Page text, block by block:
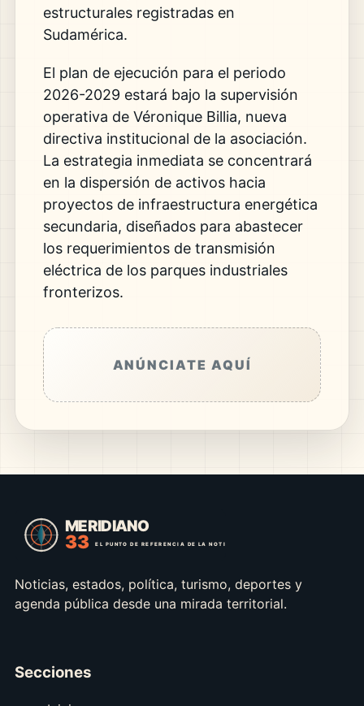
estructurales registradas en
Sudamérica.
El plan de ejecución para el periodo
2026-2029 estará bajo la supervisión
operativa de Véronique Billia, nueva
directiva institucional de la asociación.
La estrategia inmediata se concentrará
en la dispersión de activos hacia
proyectos de infraestructura energética
secundaria, diseñados para abastecer
los requerimientos de transmisión
eléctrica de los parques industriales
fronterizos.
ANÚNCIATE AQUÍ
Noticias, estados, política, turismo, deportes y
agenda pública desde una mirada territorial.
Secciones